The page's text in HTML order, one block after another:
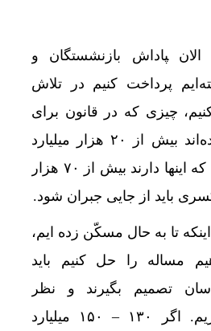
‍پاداش بازنشستگان و
پرداخت کنیم در تلاش
چیزی که در قانون برای
پرداخت مصوب کرده‌اند بیش از ۲۰ هزار میلیارد
تومان بوده اما نیازی که اینها دارند بیش از ۷۰ هزار
باید از جایی جبران شود.
تا به حال مسکّن زده ایم،
مساله را حل کنیم باید
تصمیم بگیرند و نظر
کارشناسان را بپذیریم. اگر ۱۳۰ – ۱۵۰ میلیارد